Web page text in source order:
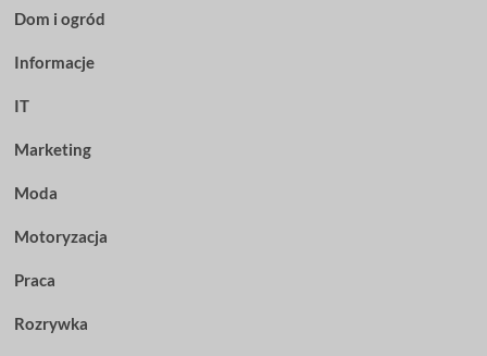
Dom i ogród
Informacje
IT
Marketing
Moda
Motoryzacja
Praca
Rozrywka